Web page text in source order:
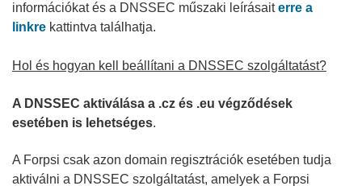
információkat és a DNSSEC műszaki leírásaiterre a
linkre kattintva találhatja.
Hol és hogyan kell beállítani a DNSSEC szolgáltatást?
A DNSSEC aktiválása a .cz és .eu végződések
esetében is lehetséges.
A Forpsi csak azon domain regisztrációk esetében tudja
aktiválni a DNSSEC szolgáltatást, amelyek a Forpsi